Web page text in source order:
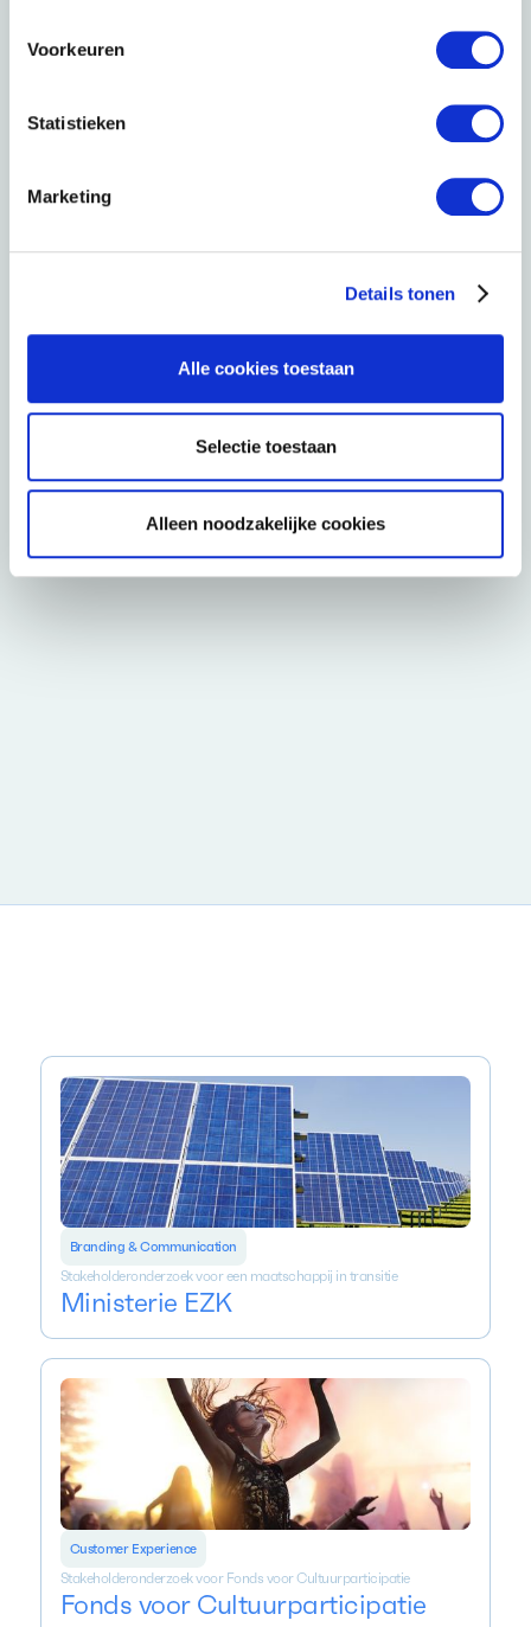
Voorkeuren
Statistieken
Marketing
Details tonen
Alle cookies toestaan
Selectie toestaan
Alleen noodzakelijke cookies
Achternaam
Email*
Met het downloaden ga je akkoord dat wij je
van informatie die past bij jouw functie,
bedrijfsgegevens en/of interesses. W
daarom om je gegevens zo goed mogelijk in te
vullen (zakelijk mailadres), zodat je alleen
Branding & Communication
Stakeholderonderzoek voor een maatschappij in transitie
Ministerie EZK
Customer Experience
Stakeholderonderzoek voor Fonds voor Cultuurparticipatie
Fonds voor Cultuurparticipatie